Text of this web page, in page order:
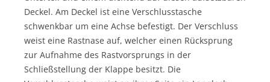
Deckel. Am Deckel ist eine Verschlusstasche
schwenkbar um eine Achse befestigt. Der Verschluss
weist eine Rastnase auf, welcher einen Rücksprung
zur Aufnahme des Rastvorsprungs in der
Schließstellung der Klappe besitzt. Die